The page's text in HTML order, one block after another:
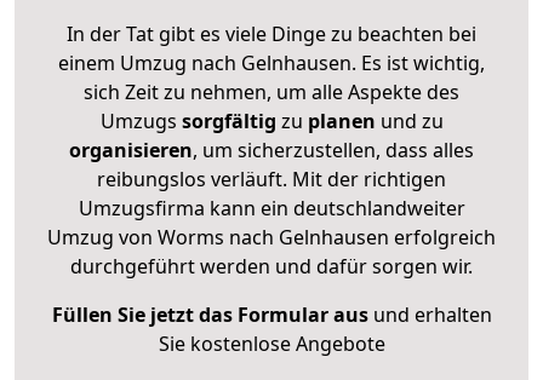
In der Tat gibt es viele Dinge zu beachten bei
einem Umzug nach Gelnhausen. Es ist wichtig,
sich Zeit zu nehmen, um alle Aspekte des
Umzugs sorgfältig zu planen und zu
organisieren, um sicherzustellen, dass alles
reibungslos verläuft. Mit der richtigen
Umzugsfirma kann ein deutschlandweiter
Umzug von Worms nach Gelnhausen erfolgreich
durchgeführt werden und dafür sorgen wir.
Füllen Sie jetzt das Formular ausund erhalten
Sie kostenlose Angebote